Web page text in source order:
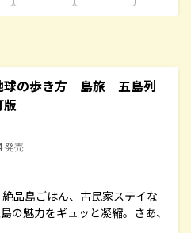
の歩き方 島旅 五島列
発売
品島ごはん、古民家ステイな
の魅力をギュッと凝縮。さあ、